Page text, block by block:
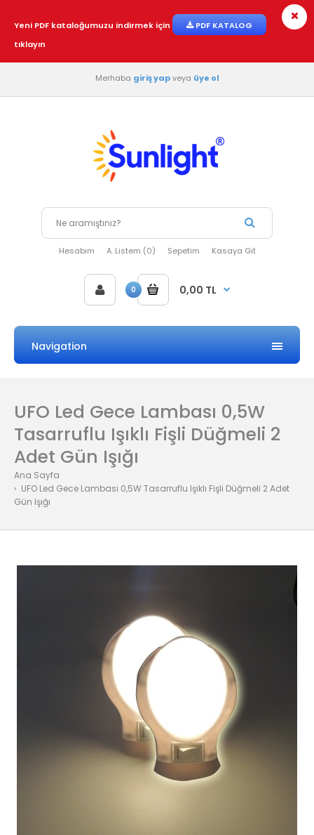
Yeni PDF kataloğumuzu indirmek için
PDF KATALOG
tıklayın
Merhaba giriş yapveya üye ol
Hesabım A. Listem (0) Sepetim Kasaya Git
0 0,00 TL
Navigation
UFO Led Gece Lambası 0,5W
Tasarruflu Işıklı Fişli Düğmeli 2
Adet Gün Işığı
Ana Sayfa
UFO Led Gece Lambası 0,5W Tasarruflu Işıklı Fişli Düğmeli 2 Adet
Gün Işığı